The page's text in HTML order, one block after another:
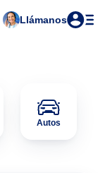
Llámanos
Autos